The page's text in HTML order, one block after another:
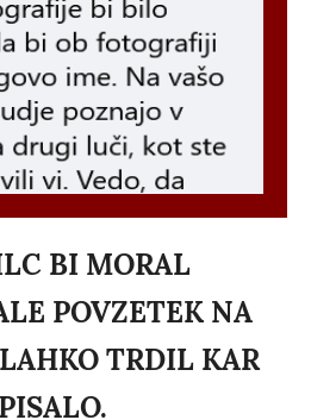
BI MORAL
POVZETEK NA
TRDIL KAR